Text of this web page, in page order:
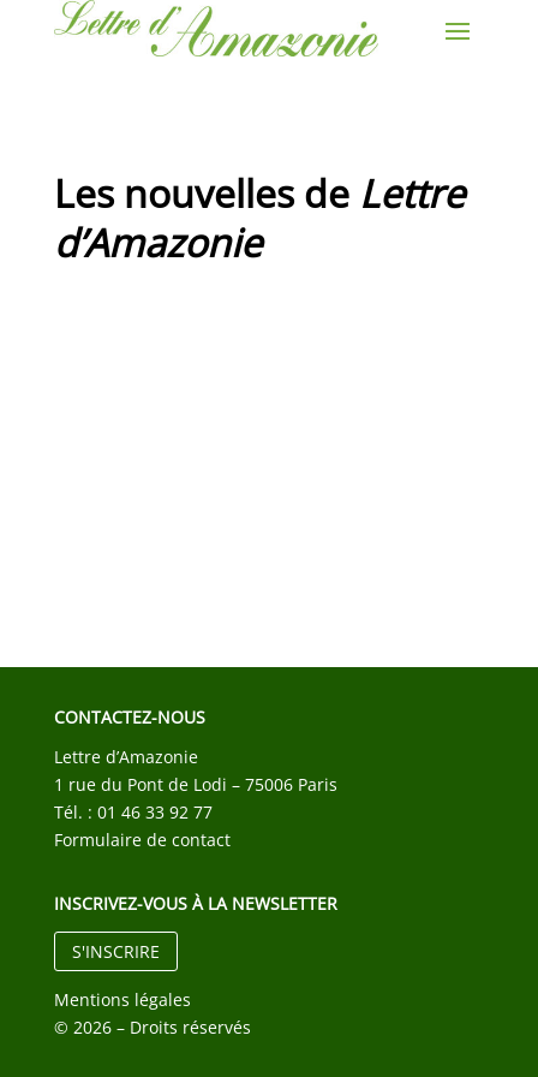
Les nouvelles de Lettre
d’Amazonie
CONTACTEZ-NOUS
Lettre d’Amazonie
1 rue du Pont de Lodi – 75006 Paris
Tél. : 01 46 33 92 77
Formulaire de contact
INSCRIVEZ-VOUS À LA NEWSLETTER
S'INSCRIRE
Mentions légales
© 2026 – Droits réservés